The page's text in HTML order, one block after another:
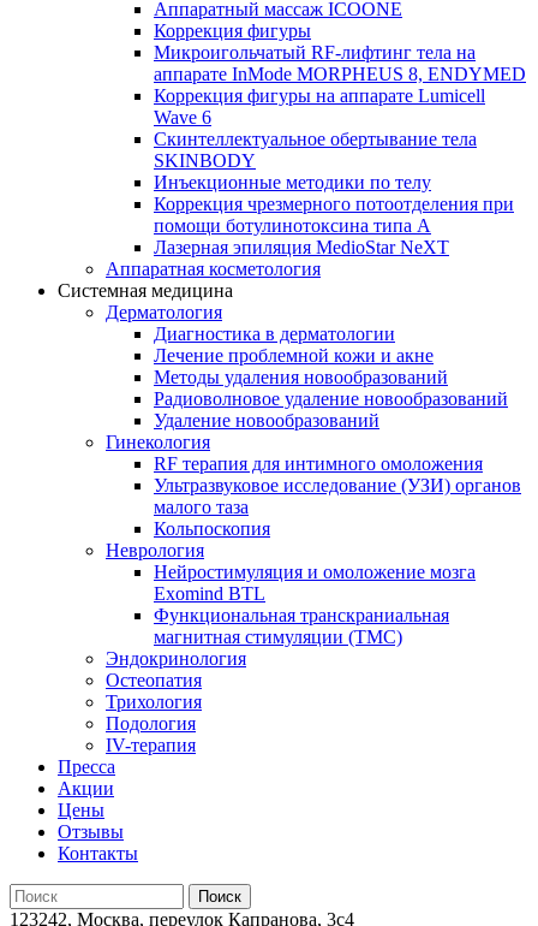
Аппаратный массаж ICOONE
Коррекция фигуры
Микроигольчатый RF-лифтинг тела на
аппарате InMode MORPHEUS 8, ENDYMED
Коррекция фигуры на аппарате Lumicell
Wave 6
Скинтеллектуальное обертывание тела
SKINBODY
Инъекционные методики по телу
Коррекция чрезмерного потоотделения при
помощи ботулинотоксина типа А
Лазерная эпиляция MedioStar NeXT
Аппаратная косметология
Системная медицина
Дерматология
Диагностика в дерматологии
Лечение проблемной кожи и акне
Методы удаления новообразований
Радиоволновое удаление новообразований
Удаление новообразований
Гинекология
RF терапия для интимного омоложения
Ультразвуковое исследование (УЗИ) органов
малого таза
Кольпоскопия
Неврология
Нейростимуляция и омоложение мозга
Exomind BTL
Функциональная транскраниальная
магнитная стимуляции (ТМС)
Эндокринология
Остеопатия
Трихология
Подология
IV-терапия
Пресса
Акции
Цены
Отзывы
Контакты
123242, Москва, переулок Капранова, 3с4